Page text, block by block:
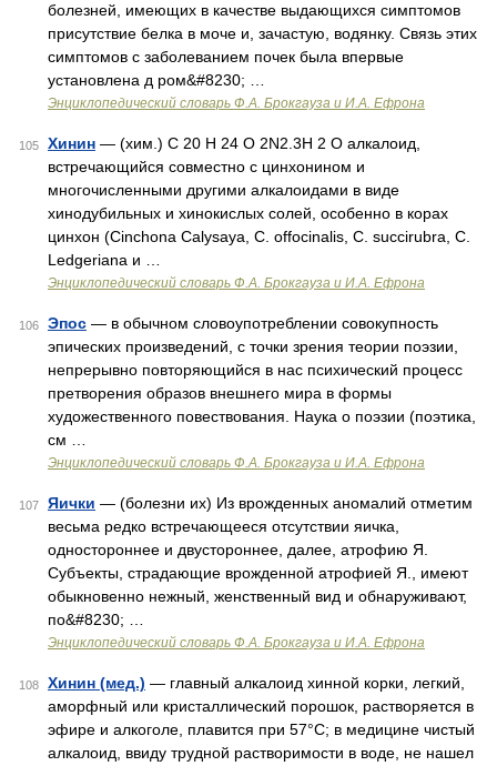
болезней, имеющих в качестве выдающихся симптомов
присутствие белка в моче и, зачастую, водянку. Связь этих
симптомов с заболеванием почек была впервые
установлена д ром&#8230; …
Энциклопедический словарь Ф.А. Брокгауза и И.А. Ефрона
105 Хинин — (хим.) С 20 Н 24 О 2N2.3Н 2 О алкалоид,
встречающийся совместно с цинхонином и
многочисленными другими алкалоидами в виде
хинодубильных и хинокислых солей, особенно в корах
цинхон (Cinchona Calysaya, С. offоcinalis, С. succirubra, С.
Ledgeriana и …
Энциклопедический словарь Ф.А. Брокгауза и И.А. Ефрона
106 Эпос — в обычном словоупотреблении совокупность
эпических произведений, с точки зрения теории поэзии,
непрерывно повторяющийся в нас психический процесс
претворения образов внешнего мира в формы
художественного повествования. Наука о поэзии (поэтика,
см …
Энциклопедический словарь Ф.А. Брокгауза и И.А. Ефрона
107 Яички — (болезни их) Из врожденных аномалий отметим
весьма редко встречающееся отсутствии яичка,
одностороннее и двустороннее, далее, атрофию Я.
Субъекты, страдающие врожденной атрофией Я., имеют
обыкновенно нежный, женственный вид и обнаруживают,
по&#8230; …
Энциклопедический словарь Ф.А. Брокгауза и И.А. Ефрона
108 Хинин (мед.) — главный алкалоид хинной корки, легкий,
аморфный или кристаллический порошок, растворяется в
эфире и алкоголе, плавится при 57°С; в медицине чистый
алкалоид, ввиду трудной растворимости в воде, не нашел